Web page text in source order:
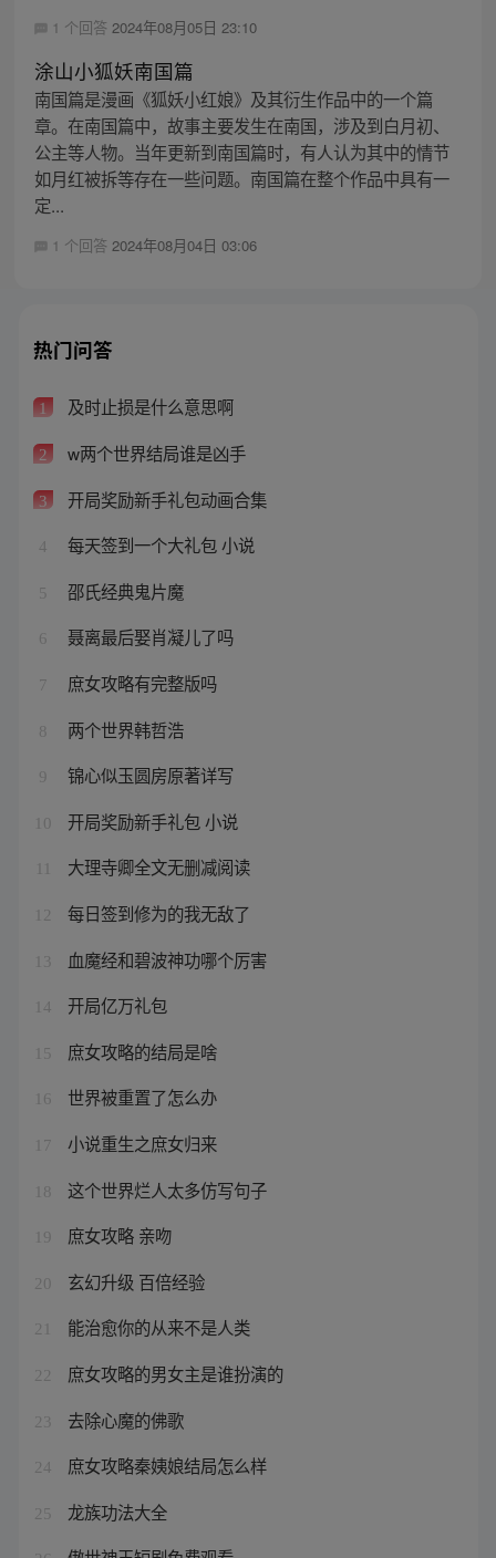
1 个回答 2024年08月05日 23:10
涂山小狐妖南国篇
南国篇是漫画《狐妖小红娘》及其衍生作品中的一个篇
章。在南国篇中，故事主要发生在南国，涉及到白月初、
公主等人物。当年更新到南国篇时，有人认为其中的情节
如月红被拆等存在一些问题。南国篇在整个作品中具有一
定...
1 个回答 2024年08月04日 03:06
热门问答
1 及时止损是什么意思啊
2 w两个世界结局谁是凶手
3 开局奖励新手礼包动画合集
4 每天签到一个大礼包 小说
5 邵氏经典鬼片魔
6 聂离最后娶肖凝儿了吗
7 庶女攻略有完整版吗
8 两个世界韩哲浩
9 锦心似玉圆房原著详写
10 开局奖励新手礼包 小说
大理寺卿全文无删减阅读
12 每日签到修为的我无敌了
13 血魔经和碧波神功哪个厉害
14 开局亿万礼包
15 庶女攻略的结局是啥
16 世界被重置了怎么办
17 小说重生之庶女归来
18 这个世界烂人太多仿写句子
19 庶女攻略 亲吻
20 玄幻升级 百倍经验
21 能治愈你的从来不是人类
22 庶女攻略的男女主是谁扮演的
23 去除心魔的佛歌
24 庶女攻略秦姨娘结局怎么样
25 龙族功法大全